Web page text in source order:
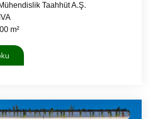
Taahhüt A.Ş.
m²